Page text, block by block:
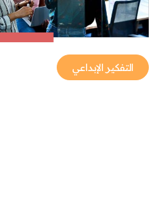
التفكير الإبداعي